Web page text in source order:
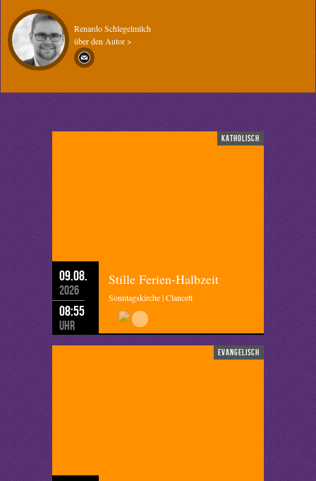
Renardo Schlegelmilch
über den Autor >
katholisch
09.08.
2026
08:55
Uhr
Stille Ferien-Halbzeit
Sonntagskirche | Clancett
evangelisch